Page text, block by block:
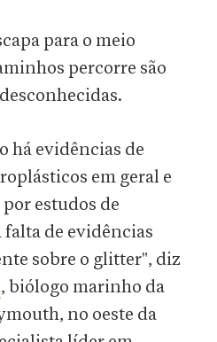
para o meio
percorre são
há evidências de
em geral e
estudos de
de evidências
sobre o glitter", diz
, biólogo marinho da
no oeste da